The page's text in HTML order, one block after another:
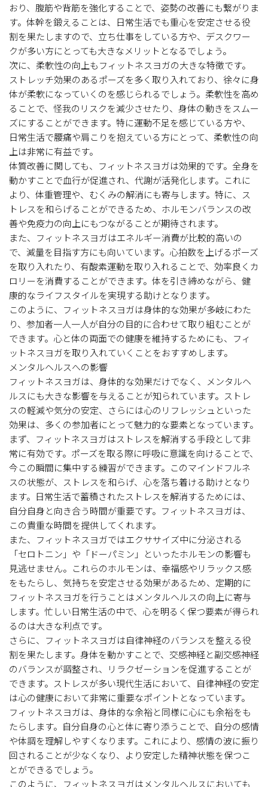
おり、腹筋や背筋を強化することで、姿勢の改善にも繋がりま
す。体幹を鍛えることは、日常生活でも重心を安定させる役
割を果たしますので、立ち仕事をしている方や、デスクワー
クが多い方にとっても大きなメリットとなるでしょう。
次に、柔軟性の向上もフィットネスヨガの大きな特徴です。
ストレッチ効果のあるポーズを多く取り入れており、徐々に身
体が柔軟になっていくのを感じられるでしょう。柔軟性を高め
ることで、怪我のリスクを減少させたり、身体の動きをスムー
ズにすることができます。特に運動不足を感じている方や、
日常生活で腰痛や肩こりを抱えている方にとって、柔軟性の向
上は非常に有益です。
体質改善に関しても、フィットネスヨガは効果的です。全身を
動かすことで血行が促進され、代謝が活発化します。これに
より、体重管理や、むくみの解消にも寄与します。特に、ス
トレスを和らげることができるため、ホルモンバランスの改
善や免疫力の向上にもつながることが期待されます。
また、フィットネスヨガはエネルギー消費が比較的高いの
で、減量を目指す方にも向いています。心拍数を上げるポーズ
を取り入れたり、有酸素運動を取り入れることで、効率良くカ
ロリーを消費することができます。体を引き締めながら、健
康的なライフスタイルを実現する助けとなります。
このように、フィットネスヨガは身体的な効果が多岐にわた
り、参加者一人一人が自分の目的に合わせて取り組むことが
できます。心と体の両面での健康を維持するためにも、フィ
ットネスヨガを取り入れていくことをおすすめします。
メンタルヘルスへの影響
フィットネスヨガは、身体的な効果だけでなく、メンタルヘ
ルスにも大きな影響を与えることが知られています。ストレ
スの軽減や気分の安定、さらには心のリフレッシュといった
効果は、多くの参加者にとって魅力的な要素となっています。
まず、フィットネスヨガはストレスを解消する手段として非
常に有効です。ポーズを取る際に呼吸に意識を向けることで、
今この瞬間に集中する練習ができます。このマインドフルネ
スの状態が、ストレスを和らげ、心を落ち着ける助けとなり
ます。日常生活で蓄積されたストレスを解消するためには、
自分自身と向き合う時間が重要です。フィットネスヨガは、
この貴重な時間を提供してくれます。
また、フィットネスヨガではエクササイズ中に分泌される
「セロトニン」や「ドーパミン」といったホルモンの影響も
見逃せません。これらのホルモンは、幸福感やリラックス感
をもたらし、気持ちを安定させる効果があるため、定期的に
フィットネスヨガを行うことはメンタルヘルスの向上に寄与
します。忙しい日常生活の中で、心を明るく保つ要素が得られ
るのは大きな利点です。
さらに、フィットネスヨガは自律神経のバランスを整える役
割を果たします。身体を動かすことで、交感神経と副交感神経
のバランスが調整され、リラクゼーションを促進することが
できます。ストレスが多い現代生活において、自律神経の安定
は心の健康において非常に重要なポイントとなっています。
フィットネスヨガは、身体的な余裕と同様に心にも余裕をも
たらします。自分自身の心と体に寄り添うことで、自分の感情
や体調を理解しやすくなります。これにより、感情の波に振り
回されることが少なくなり、より安定した精神状態を保つこ
とができるでしょう。
このように、フィットネスヨガはメンタルヘルスにおいても